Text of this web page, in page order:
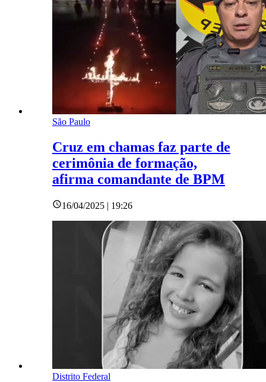
São Paulo
Cruz em chamas faz parte de
cerimônia de formação,
afirma comandante de BPM
16/04/2025 | 19:26
Distrito Federal